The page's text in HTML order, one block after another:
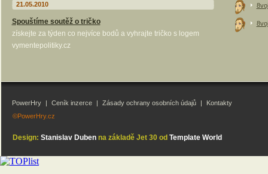
21.05.2010
Spouštíme soutěž o tričko
získejte za týden co nejvíce bodů a vyhrajte tričko s logem
vymentepolitiky.cz
PowerHry | Ceník inzerce | Zásady ochrany osobních údajů |
Kontakty
©PowerHry.cz
Design: Stanislav Dubenna základě Jet 30 od Template World